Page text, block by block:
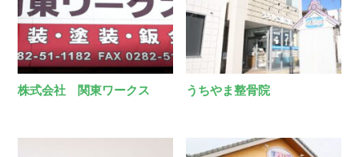
株式会社 関東ワークス うちやま整骨院